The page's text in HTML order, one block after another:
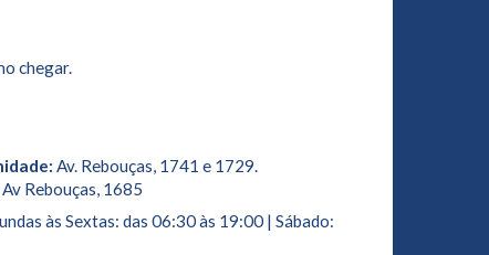
chegar.
Av. Rebouças, 1741 e 1729.
Rebouças, 1685
às Sextas: das 06:30 às 19:00 | Sábado: